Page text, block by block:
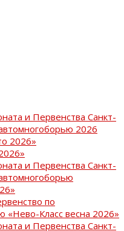
и Первенства Санкт-
2026
2026»
и Первенства Санкт-
по
«Нево-Класс весна 2026»
и Первенства Санкт-